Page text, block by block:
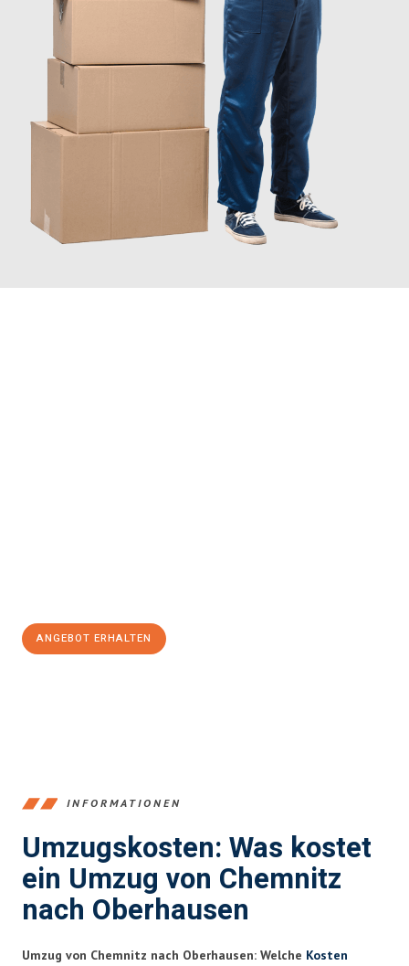
ANGEBOT ERHALTEN
INFORMATIONEN
Umzugskosten: Was kostet
ein Umzug von Chemnitz
nach Oberhausen
Umzug von Chemnitz nach Oberhausen: Welche Kosten